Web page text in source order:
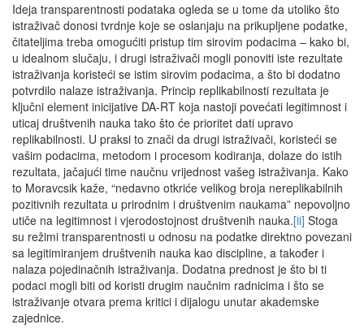
Ideja transparentnosti podataka ogleda se u tome da utoliko što
istraživač donosi tvrdnje koje se oslanjaju na prikupljene podatke,
čitateljima treba omogućiti pristup tim sirovim podacima – kako bi,
u idealnom slučaju, i drugi istraživači mogli ponoviti iste rezultate
istraživanja koristeći se istim sirovim podacima, a što bi dodatno
potvrdilo nalaze istraživanja. Princip replikabilnosti rezultata je
ključni element inicijative DA-RT koja nastoji povećati legitimnost i
uticaj društvenih nauka tako što će prioritet dati upravo
replikabilnosti. U praksi to znači da drugi istraživači, koristeći se
vašim podacima, metodom i procesom kodiranja, dolaze do istih
rezultata, jačajući time naučnu vrijednost vašeg istraživanja. Kako
to Moravcsik kaže, “nedavno otkriće velikog broja nereplikabilnih
pozitivnih rezultata u prirodnim i društvenim naukama” nepovoljno
utiče na legitimnost i vjerodostojnost društvenih nauka.[ii] Stoga
su režimi transparentnosti u odnosu na podatke direktno povezani
sa legitimiranjem društvenih nauka kao discipline, a također i
nalaza pojedinačnih istraživanja. Dodatna prednost je što bi ti
podaci mogli biti od koristi drugim naučnim radnicima i što se
istraživanje otvara prema kritici i dijalogu unutar akademske
zajednice.